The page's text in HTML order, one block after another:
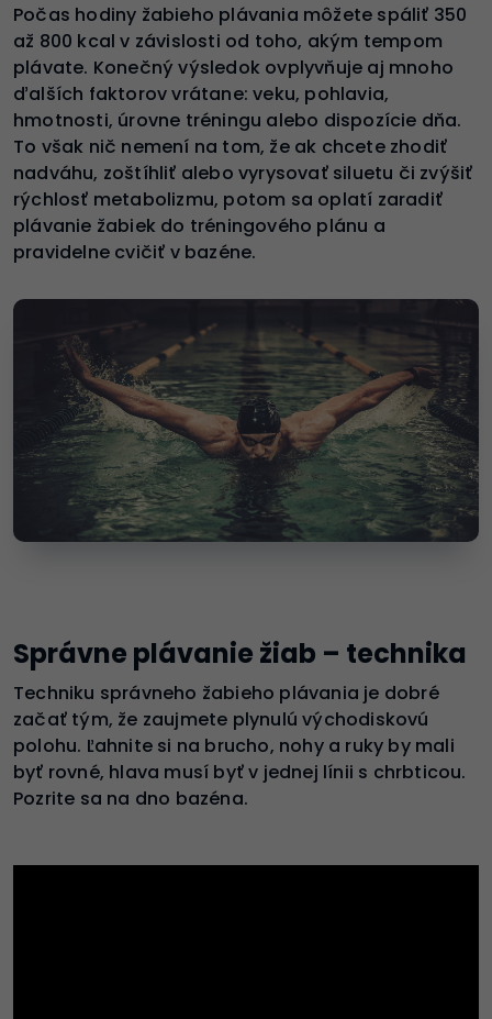
Počas hodiny žabieho plávania môžete spáliť 350
až 800 kcal v závislosti od toho, akým tempom
plávate. Konečný výsledok ovplyvňuje aj mnoho
ďalších faktorov vrátane: veku, pohlavia,
hmotnosti, úrovne tréningu alebo dispozície dňa.
To však nič nemení na tom, že ak chcete zhodiť
nadváhu, zoštíhliť alebo vyrysovať siluetu či zvýšiť
rýchlosť metabolizmu, potom sa oplatí zaradiť
plávanie žabiek do tréningového plánu a
pravidelne cvičiť v bazéne.
Správne plávanie žiab – technika
Techniku správneho žabieho plávania je dobré
začať tým, že zaujmete plynulú východiskovú
polohu. Ľahnite si na brucho, nohy a ruky by mali
byť rovné, hlava musí byť v jednej línii s chrbticou.
Pozrite sa na dno bazéna.